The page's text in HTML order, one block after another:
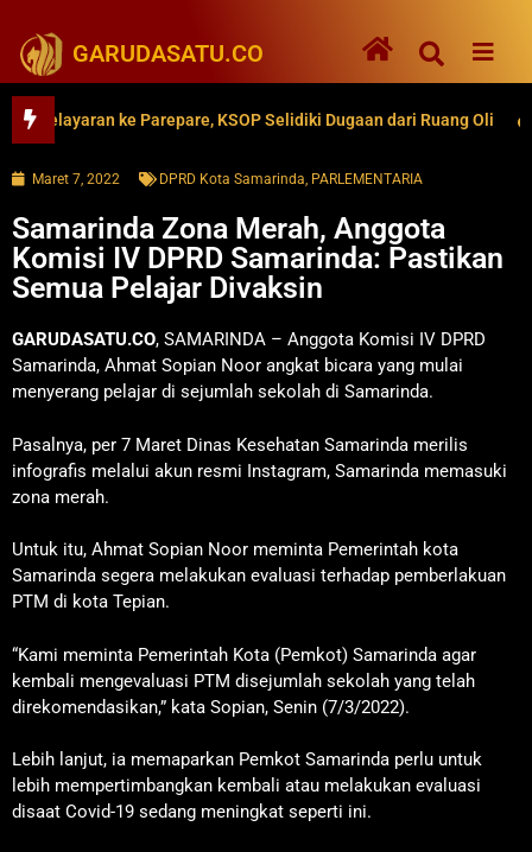
GARUDASATU.CO
ke Parepare, KSOP Selidiki Dugaan dari Ruang Oli
Maret 7, 2022 DPRD Kota Samarinda, PARLEMENTARIA
Samarinda Zona Merah, Anggota
Komisi IV DPRD Samarinda: Pastikan
Semua Pelajar Divaksin
GARUDASATU.CO, SAMARINDA – Anggota Komisi IV DPRD
Samarinda, Ahmat Sopian Noor angkat bicara yang mulai
menyerang pelajar di sejumlah sekolah di Samarinda.
Pasalnya, per 7 Maret Dinas Kesehatan Samarinda merilis
infografis melalui akun resmi Instagram, Samarinda memasuki
zona merah.
Untuk itu, Ahmat Sopian Noor meminta Pemerintah kota
Samarinda segera melakukan evaluasi terhadap pemberlakuan
PTM di kota Tepian.
“Kami meminta Pemerintah Kota (Pemkot) Samarinda agar
kembali mengevaluasi PTM disejumlah sekolah yang telah
direkomendasikan,” kata Sopian, Senin (7/3/2022).
Lebih lanjut, ia memaparkan Pemkot Samarinda perlu untuk
lebih mempertimbangkan kembali atau melakukan evaluasi
disaat Covid-19 sedang meningkat seperti ini.